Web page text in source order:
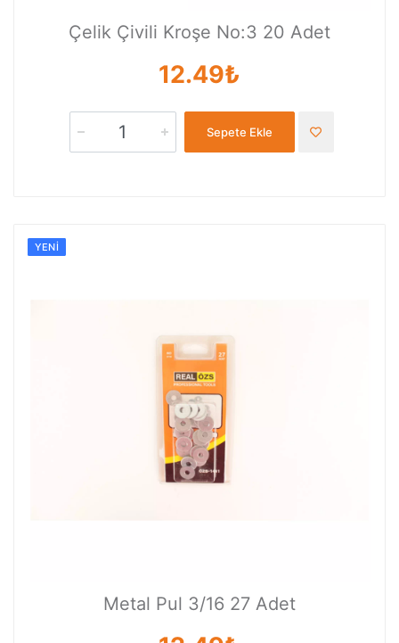
Çelik Çivili Kroşe No:3 20 Adet
12.49₺
Sepete Ekle
YENI
Metal Pul 3/16 27 Adet